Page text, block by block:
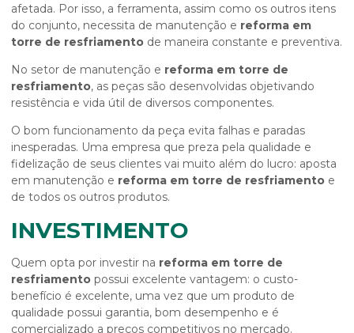
afetada. Por isso, a ferramenta, assim como os outros itens
do conjunto, necessita de manutenção e reforma em
torre de resfriamento de maneira constante e preventiva.
No setor de manutenção e reforma em torre de
resfriamento, as peças são desenvolvidas objetivando
resistência e vida útil de diversos componentes.
O bom funcionamento da peça evita falhas e paradas
inesperadas. Uma empresa que preza pela qualidade e
fidelização de seus clientes vai muito além do lucro: aposta
em manutenção e reforma em torre de resfriamento e
de todos os outros produtos.
INVESTIMENTO
Quem opta por investir na reforma em torre de
resfriamento possui excelente vantagem: o custo-
benefício é excelente, uma vez que um produto de
qualidade possui garantia, bom desempenho e é
comercializado a preços competitivos no mercado.